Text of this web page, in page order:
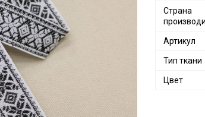
Страна
Артикул
Тип ткани
Цвет